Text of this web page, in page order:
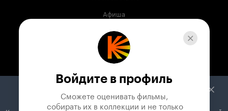
Афиша
Музыка
Телепрограмма
Служба поддержки
Войдите в профиль
Сможете оценивать фильмы,
собирать их в коллекции и не только